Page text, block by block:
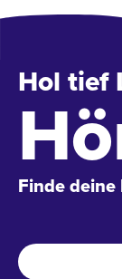
Hol tief
Finde deine
Name *